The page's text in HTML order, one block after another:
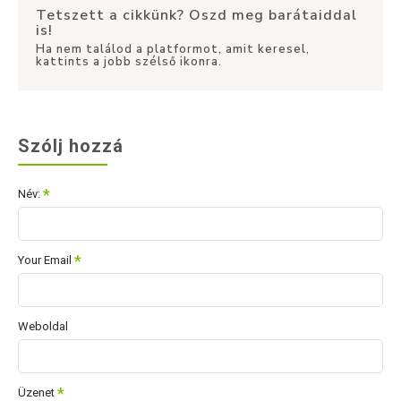
Tetszett a cikkünk? Oszd meg barátaiddal
is!
Ha nem találod a platformot, amit keresel,
kattints a jobb szélső ikonra.
Szólj hozzá
Név:
Your Email
Weboldal
Üzenet